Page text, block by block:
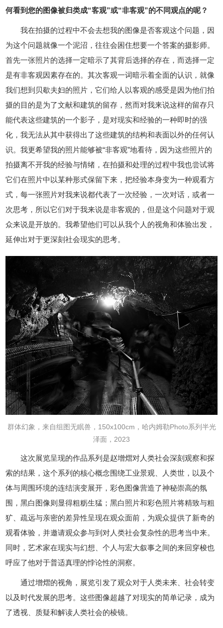
何看到您的图像被归类成“客观”或“非客观”的不同观点的呢？
我在拍摄的过程中不会去想我的图像是否客观这个问题，因
为这个问题就像一个泥沼，往往会困住想要一个答案的摄影师。
首先一张照片的选择一定暗示了其背后选择的存在，而选择一定
是有非客观因素存在的。其次客观一词暗示着全面的认识，就像
我们想到贝歇夫妇的照片，它们给人以客观的感受是因为他们拍
摄的目的是为了文献和建筑的留存，然而对我来说这样的留存只
能代表这些建筑的一个影子，是对现实和经验的一种即时的强
化，我无法从其中获得出了这些建筑的结构和表面以外的任何认
识。我更希望我的照片能够被“非客观”地看待，因为这些照片的
拍摄离不开我的经验与情绪，在拍摄和处理的过程中我也尝试将
它们在照片中以某种形式保留下来，把经验本身变为一种观看方
式，每一张照片对我来说都代表了一次经验，一次对话，或者一
次思考，所以它们对于我来说是非客观的，但是这个问题对于观
众来说是开放的。我希望他们可以从我个人的视角和体验出发，
延伸出对于更深刻社会现实的思考。
群体幻象，来自组图无眠兽，150x100cm，哈内姆勒Photo系列半光
泽面，2023
这次展览呈现的作品系列是赵增熠对人类社会深刻观察和探
索的结果，这个系列的核心概念围绕工业景观、人类世，以及个
体与周围环境的连结演变展开，彩色图像营造了神秘崇高的氛
围，黑白图像则显得粗粝生猛；黑白照片和彩色照片将精致与粗
犷、疏远与亲密的差异性呈现在观众面前，为观众提供了新奇的
观看体验，并邀请观众参与到对人类社会复杂性的思考当中来。
同时，艺术家在现实与幻想、个人与宏大叙事之间的来回穿梭也
呼应了他对于普适真理的悖论性的洞察。
通过增熠的视角，展览引发了观众对于人类未来、社会转变
以及时代发展的思考。这些图像超越了对现实的简单记录，成为
了透视、质疑和解读人类社会的棱镜。